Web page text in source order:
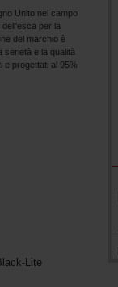
Unito nel campo
per la
del marchio è
serietà e la qualità
e progettati al 95%
Lite